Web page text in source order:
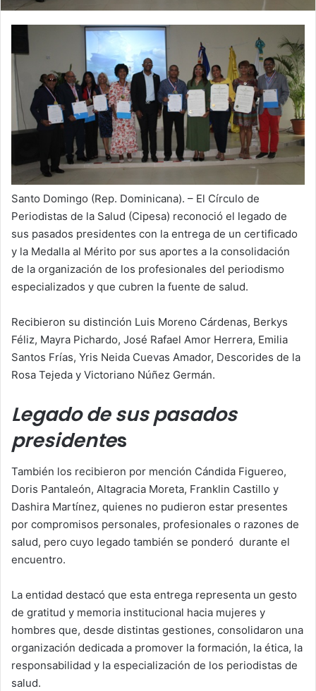
Santo Domingo (Rep. Dominicana). – El Círculo de
Periodistas de la Salud (Cipesa) reconoció el legado de
sus pasados presidentes con la entrega de un certificado
y la Medalla al Mérito por sus aportes a la consolidación
de la organización de los profesionales del periodismo
especializados y que cubren la fuente de salud.
Recibieron su distinción Luis Moreno Cárdenas, Berkys
Féliz, Mayra Pichardo, José Rafael Amor Herrera, Emilia
Santos Frías, Yris Neida Cuevas Amador, Descorides de la
Rosa Tejeda y Victoriano Núñez Germán.
Legado de sus pasados
presidentes
También los recibieron por mención Cándida Figuereo,
Doris Pantaleón, Altagracia Moreta, Franklin Castillo y
Dashira Martínez, quienes no pudieron estar presentes
por compromisos personales, profesionales o razones de
salud, pero cuyo legado también se ponderó durante el
encuentro.
La entidad destacó que esta entrega representa un gesto
de gratitud y memoria institucional hacia mujeres y
hombres que, desde distintas gestiones, consolidaron una
organización dedicada a promover la formación, la ética, la
responsabilidad y la especialización de los periodistas de
salud.